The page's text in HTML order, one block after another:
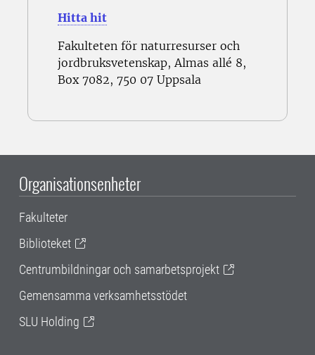
Hitta hit
Fakulteten för naturresurser och
jordbruksvetenskap, Almas allé 8,
Box 7082, 750 07 Uppsala
Organisationsenheter
Fakulteter
Biblioteket
Centrumbildningar och samarbetsprojekt
Gemensamma verksamhetsstödet
SLU Holding